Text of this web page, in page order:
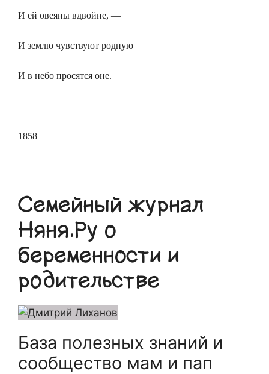
И ей овеяны вдвойне, —
И землю чувствуют родную
И в небо просятся оне.
1858
Семейный журнал
Няня.Ру о
беременности и
родительстве
База полезных знаний и
сообщество мам и пап